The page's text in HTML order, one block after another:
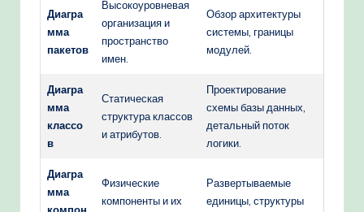
Диагра
мма
пакетов
Высокоуровневая
организация и
пространство
имен.
Обзор архитектуры
системы, границы
модулей.
Диагра
мма
классо
в
Статическая
структура классов
и атрибутов.
Проектирование
схемы базы данных,
детальный поток
логики.
Диагра
мма
Физические
компоненты и их
Развертываемые
единицы, структуры